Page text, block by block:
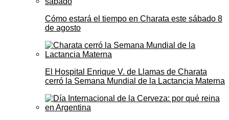
Cómo estará el tiempo en Charata este sábado 8
de agosto
El Hospital Enrique V. de Llamas de Charata
cerró la Semana Mundial de la Lactancia Materna